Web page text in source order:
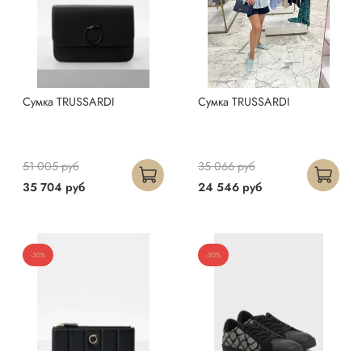
Сумка TRUSSARDI
35 704 руб
51 005 руб
Сумка TRUSSARDI
24 546 руб
35 066 руб
-30% -30%